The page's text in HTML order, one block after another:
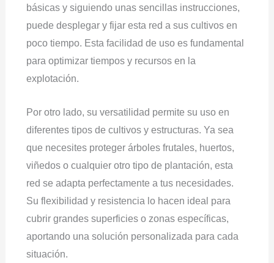
básicas y siguiendo unas sencillas instrucciones,
puede desplegar y fijar esta red a sus cultivos en
poco tiempo. Esta facilidad de uso es fundamental
para optimizar tiempos y recursos en la
explotación.
Por otro lado, su versatilidad permite su uso en
diferentes tipos de cultivos y estructuras. Ya sea
que necesites proteger árboles frutales, huertos,
viñedos o cualquier otro tipo de plantación, esta
red se adapta perfectamente a tus necesidades.
Su flexibilidad y resistencia lo hacen ideal para
cubrir grandes superficies o zonas específicas,
aportando una solución personalizada para cada
situación.